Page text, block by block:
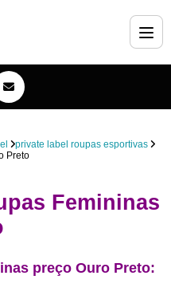
private label roupas esportivas
Preto
Femininas
preço Ouro Preto: